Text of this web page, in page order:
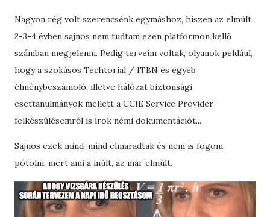
Nagyon rég volt szerencsénk egymáshoz, hiszen az elmúlt
2-3-4 évben sajnos nem tudtam ezen platformon kellő
számban megjelenni. Pedig terveim voltak, olyanok például,
hogy a szokásos Techtorial / ITBN és egyéb
élménybeszámoló, illetve hálózat biztonsági
esettanulmányok mellett a CCIE Service Provider
felkészülésemről is írok némi dokumentációt...
Sajnos ezek mind-mind elmaradtak és nem is fogom
pótolni, mert ami a múlt, az már elmúlt.